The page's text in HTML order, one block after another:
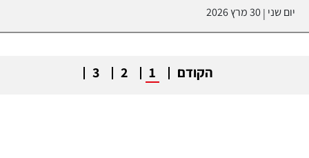
יום שני |30 מרץ 2026
הקודם 1
2
3